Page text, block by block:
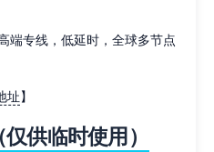
端专线，低延时，全球多节点
址】
供临时使用）